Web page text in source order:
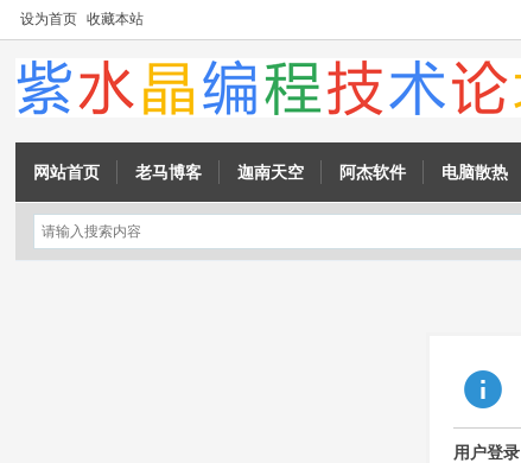
设为首页 收藏本站
网站首页 老马博客 迦南天空 阿杰软件 电脑散热
用户登录